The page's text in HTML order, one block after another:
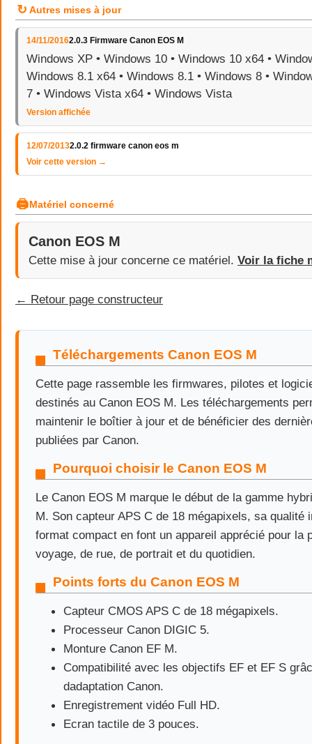
↻ Autres mises à jour
14/11/20162.0.3 Firmware Canon EOS M
Windows XP • Windows 10 • Windows 10 x64 •
Windows 8.1 x64 • Windows 8.1 • Windows 8 •
7 • Windows Vista x64 • Windows Vista
Version affichée
12/07/20132.0.2 firmware canon eos m
Voir cette version →
🖨Matériel concerné
Canon EOS M
Cette mise à jour concerne ce matériel. Voir la fiche
← Retour page constructeur
Téléchargements Canon EOS M
Cette page rassemble les firmwares, pilotes et
destinés au Canon EOS M. Les téléchargements
maintenir le boîtier à jour et de bénéficier des
publiées par Canon.
Pourquoi choisir le Canon EOS M
Le Canon EOS M marque le début de la gamme
M. Son capteur APS C de 18 mégapixels, sa qualité
format compact en font un appareil apprécié pour la
voyage, de rue, de portrait et du quotidien.
Points forts du Canon EOS M
Capteur CMOS APS C de 18 mégapixels.
Processeur Canon DIGIC 5.
Monture Canon EF M.
Compatibilité avec les objectifs EF et EF S
dadaptation Canon.
Enregistrement vidéo Full HD.
Ecran tactile de 3 pouces.